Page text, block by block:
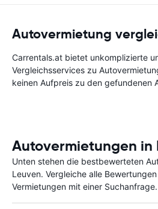
Autovermietung
Carrentals.at bietet unkomplizierte
Vergleichsservices zu
keinen Aufpreis zu den gefundenen
Autovermietungen in
Unten stehen die bestbewerteten
Leuven. Vergleiche alle
Vermietungen mit einer Suchanfrage.